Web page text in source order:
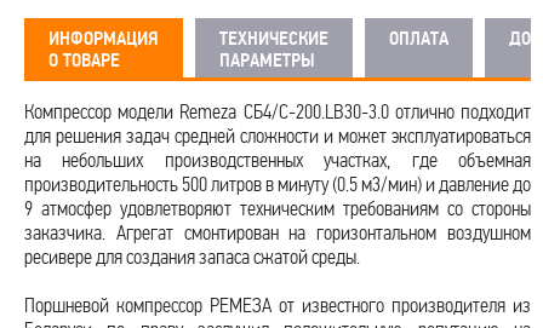
ИНФОРМАЦИЯ
О ТОВАРЕ
ТЕХНИЧЕСКИЕ
ПАРАМЕТРЫ
ОПЛАТА
Компрессор модели Remeza СБ4/С-200.LB30-3.0 отлично подходит
для решения задач средней сложности и может эксплуатироваться
на небольших производственных участках, где объемная
производительность 500 литров в минуту (0.5 м3/мин) и давление до
9 атмосфер удовлетворяют техническим требованиям со стороны
заказчика. Агрегат смонтирован на горизонтальном воздушном
ресивере для создания запаса сжатой среды.
Поршневой компрессор РЕМЕЗА от известного производителя из